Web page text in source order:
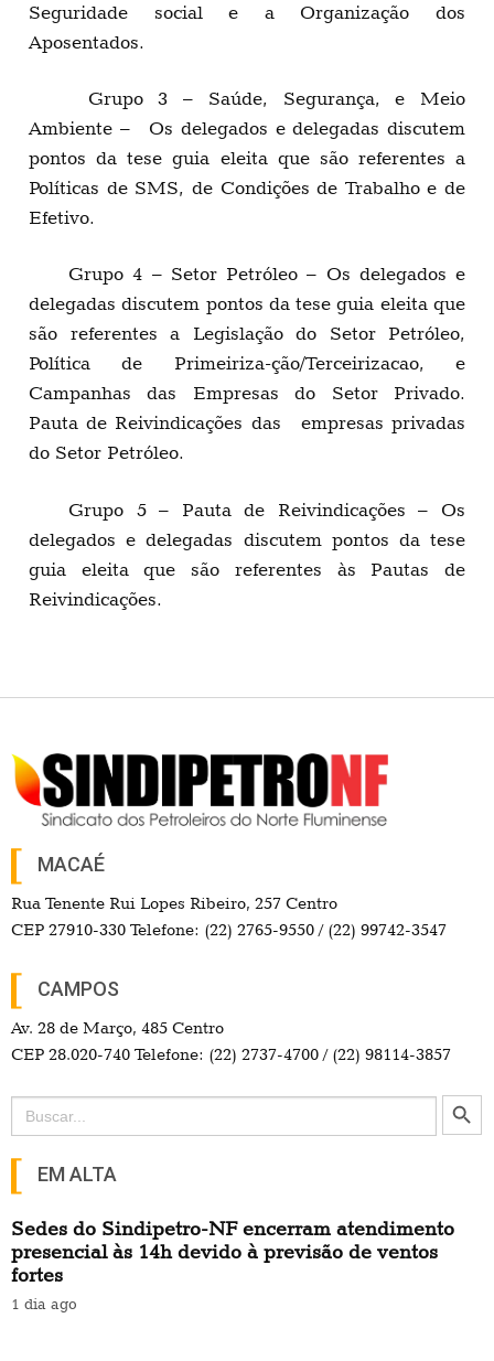
Seguridade social e a Organização dos
Aposentados.
Grupo 3 – Saúde, Segurança, e Meio
Ambiente – Os delegados e delegadas discutem
pontos da tese guia eleita que são referentes a
Políticas de SMS, de Condições de Trabalho e de
Efetivo.
Grupo 4 – Setor Petróleo – Os delegados e
delegadas discutem pontos da tese guia eleita que
são referentes a Legislação do Setor Petróleo,
Política de Primeiriza-ção/Terceirizacao, e
Campanhas das Empresas do Setor Privado.
Pauta de Reivindicações das empresas privadas
do Setor Petróleo.
Grupo 5 – Pauta de Reivindicações – Os
delegados e delegadas discutem pontos da tese
guia eleita que são referentes às Pautas de
Reivindicações.
MACAÉ
Rua Tenente Rui Lopes Ribeiro, 257 Centro
CEP 27910-330 Telefone: (22) 2765-9550 / (22) 99742-3547
CAMPOS
Av. 28 de Março, 485 Centro
CEP 28.020-740 Telefone: (22) 2737-4700 / (22) 98114-3857
Search
for:
Search Button
EM ALTA
Sedes do Sindipetro-NF encerram atendimento
presencial às 14h devido à previsão de ventos
fortes
1 dia ago